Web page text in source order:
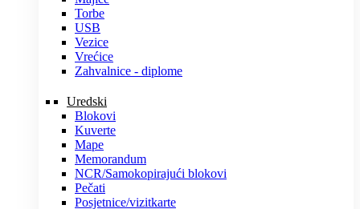
Torbe
USB
Vezice
Vrećice
Zahvalnice - diplome
Uredski
Blokovi
Kuverte
Mape
Memorandum
NCR/Samokopirajući blokovi
Pečati
Posjetnice/vizitkarte